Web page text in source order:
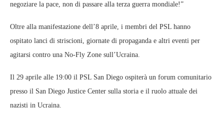
negoziare la pace, non di passare alla terza guerra mondiale!”
Oltre alla manifestazione dell’8 aprile, i membri del PSL hanno
ospitato lanci di striscioni, giornate di propaganda e altri eventi per
agitarsi contro una No-Fly Zone sull’Ucraina.
Il 29 aprile alle 19:00 il PSL San Diego ospiterà un forum comunitario
presso il San Diego Justice Center sulla storia e il ruolo attuale dei
nazisti in Ucraina.